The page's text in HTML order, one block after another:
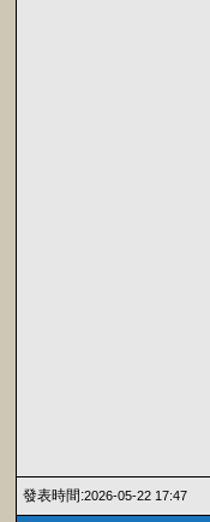
發表時間:2026-05-22 17:47